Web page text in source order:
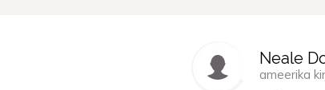
Neale
ameerika